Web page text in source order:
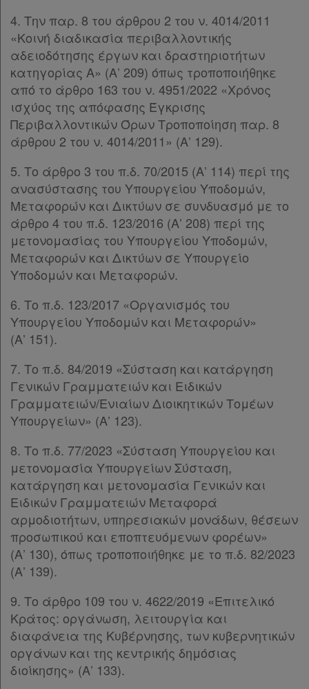
Χρήσιμα
Assistant
Νομολογία
Kodiko
Forum
Αναζήτηση
Κ.Α.Δ.
Διακρατικές
Συμφωνίες
Ελλάδας
4. Την παρ. 8 του άρθρου 2 του ν. 4014/2011
«Κοινή διαδικασία περιβαλλοντικής
αδειοδότησης έργων και δραστηριοτήτων
κατηγορίας Α» (Α’ 209) όπως τροποποιήθηκε
από το άρθρο 163 του ν. 4951/2022 «Χρόνος
ισχύος της απόφασης Έγκρισης
Περιβαλλοντικών Όρων Τροποποίηση παρ. 8
άρθρου 2 του ν. 4014/2011» (Α’ 129).
5. Το άρθρο 3 του π.δ. 70/2015 (Α’ 114) περί της
ανασύστασης του Υπουργείου Υποδομών,
Μεταφορών και Δικτύων σε συνδυασμό με το
άρθρο 4 του π.δ. 123/2016 (Α’ 208) περί της
μετονομασίας του Υπουργείου Υποδομών,
Μεταφορών και Δικτύων σε Υπουργείο
Υποδομών και Μεταφορών.
6. Το π.δ. 123/2017 «Οργανισμός του
Υπουργείου Υποδομών και Μεταφορών»
(Α’ 151).
7. Το π.δ. 84/2019 «Σύσταση και κατάργηση
Γενικών Γραμματειών και Ειδικών
Γραμματειών/Ενιαίων Διοικητικών Τομέων
Υπουργείων» (Α’ 123).
8. Το π.δ. 77/2023 «Σύσταση Υπουργείου και
μετονομασία Υπουργείων Σύσταση,
κατάργηση και μετονομασία Γενικών και
Ειδικών Γραμματειών Μεταφορά
αρμοδιοτήτων, υπηρεσιακών μονάδων, θέσεων
προσωπικού και εποπτευόμενων φορέων»
(Α’ 130), όπως τροποποιήθηκε με το π.δ. 82/2023
(Α’ 139).
9. Το άρθρο 109 του ν. 4622/2019 «Επιτελικό
Κράτος: οργάνωση, λειτουργία και
διαφάνεια της Κυβέρνησης, των κυβερνητικών
οργάνων και της κεντρικής δημόσιας
διοίκησης» (Α’ 133).